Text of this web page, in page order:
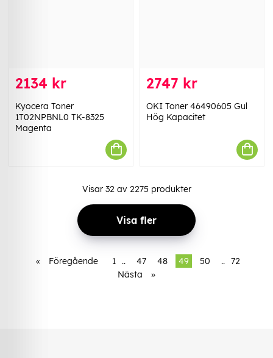
2134 kr
Kyocera Toner
1T02NPBNL0 TK-8325
Magenta
2747 kr
OKI Toner 46490605 Gul
Hög Kapacitet
Visar 32av 2275 produkter
Visa fler
« Föregående 1 .. 47 48 49 50 .. 72
Nästa
»